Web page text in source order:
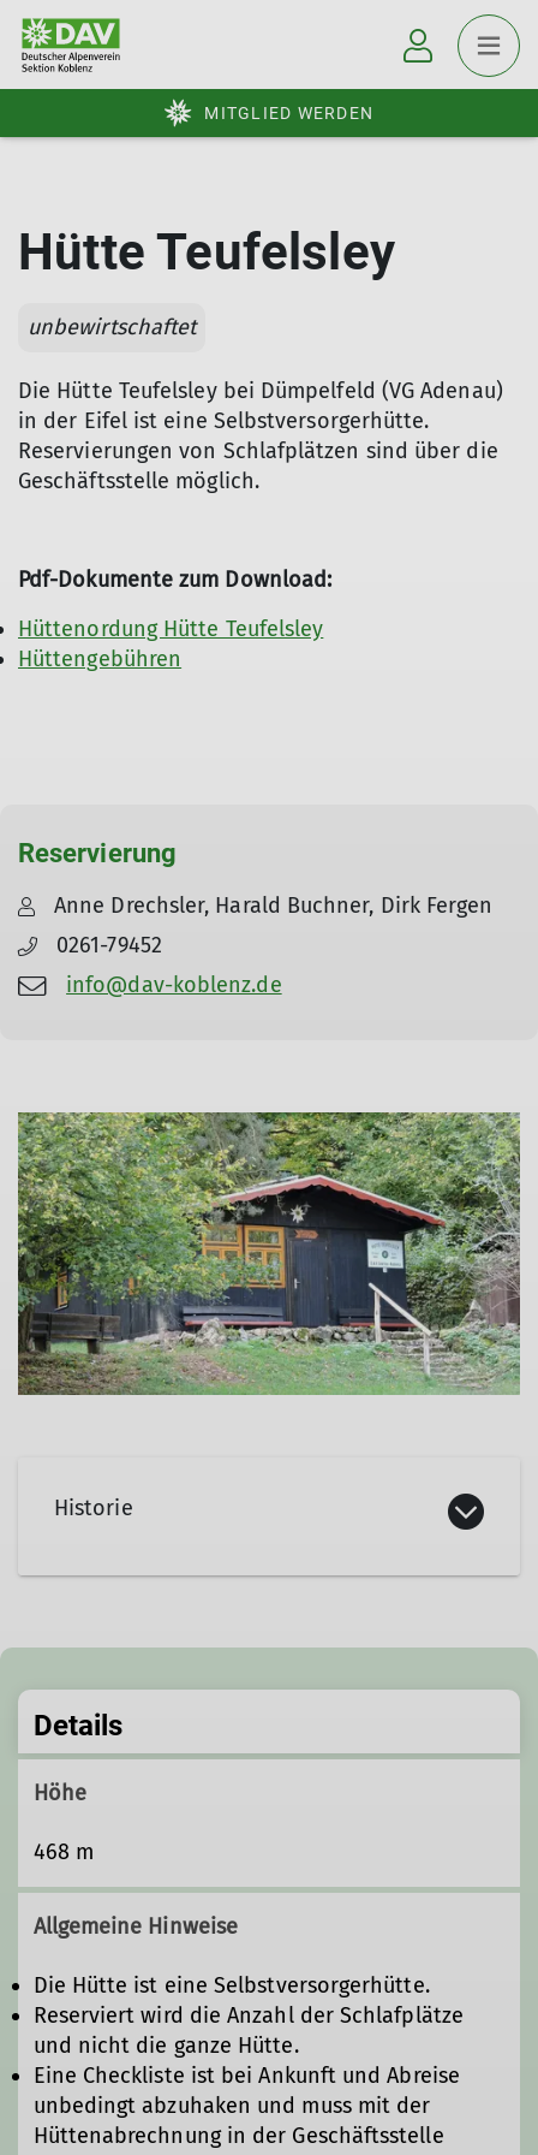
MITGLIED WERDEN
Hütte Teufelsley
unbewirtschaftet
Die Hütte Teufelsley bei Dümpelfeld (VG Adenau)
in der Eifel ist eine Selbstversorgerhütte.
Reservierungen von Schlafplätzen sind über die
Geschäftsstelle möglich.
Pdf-Dokumente zum Download:
Hüttenordung Hütte Teufelsley
Hüttengebühren
Reservierung
Anne Drechsler, Harald Buchner, Dirk Fergen
0261-79452
info@dav-koblenz.de
Historie
Details
Höhe
468 m
Allgemeine Hinweise
Die Hütte ist eine Selbstversorgerhütte.
Reserviert wird die Anzahl der Schlafplätze
und nicht die ganze Hütte.
Eine Checkliste ist bei Ankunft und Abreise
unbedingt abzuhaken und muss mit der
Hüttenabrechnung in der Geschäftsstelle